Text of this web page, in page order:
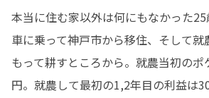
本当に住む家以外は何にもなかった
車に乗って神戸市から移住、そして
もって耕すところから。就農当初の
円。就農して最初の1,2年目の利益は